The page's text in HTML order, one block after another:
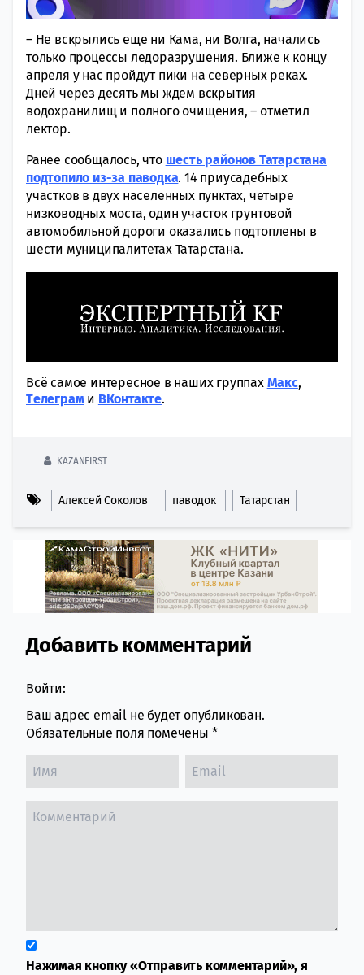
– Не вскрылись еще ни Кама, ни Волга, начались
только процессы ледоразрушения. Ближе к концу
апреля у нас пройдут пики на северных реках.
Дней через десять мы ждем вскрытия
водохранилищ и полного очищения, – отметил
лектор.
Ранее сообщалось, что шесть районов Татарстана
подтопило из-за паводка. 14 приусадебных
участков в двух населенных пунктах, четыре
низководных моста, один участок грунтовой
автомобильной дороги оказались подтоплены в
шести муниципалитетах Татарстана.
Всё самое интересное в наших группах Макс,
Tелеграми ВКонтакте.
KAZANFIRST
Алексей Соколов паводок Татарстан
Comment section
Добавить комментарий
Войти:
Ваш адрес email не будет опубликован.
Обязательные поля помечены *
Нажимая кнопку «Отправить комментарий», я